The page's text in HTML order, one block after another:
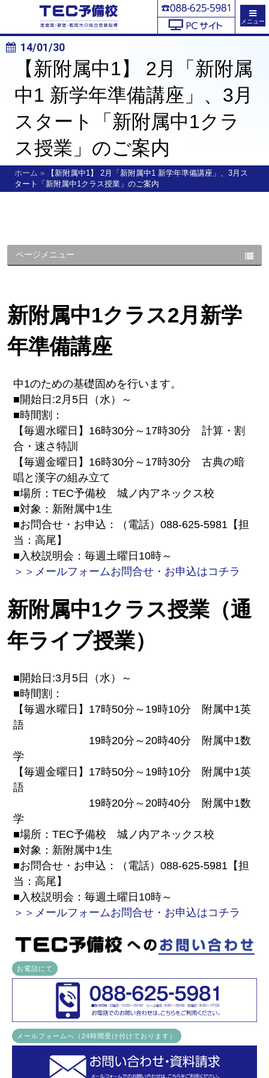
メニュー
14/01/30
【新附属中1】 2月「新附属
中1 新学年準備講座」、3月
スタート「新附属中1クラ
ス授業」のご案内
ホーム »
【新附属中1】 2月「新附属中1 新学年準備講座」、3月ス
タート「新附属中1クラス授業」のご案内
ページメニュー
新附属中1クラス2月新学
年準備講座
中1のための基礎固めを行います。
■開始日:2月5日（水）～
■時間割：
【毎週水曜日】16時30分～17時30分 計算・割
合・速さ特訓
【毎週金曜日】16時30分～17時30分 古典の暗
唱と漢字の組み立て
■場所：TEC予備校 城ノ内アネックス校
■対象：新附属中1生
■お問合せ・お申込：（電話）088-625-5981【担
当：高尾】
■入校説明会：毎週土曜日10時～
＞＞メールフォームお問合せ・お申込はコチラ
新附属中1クラス授業（通
年ライブ授業）
■開始日:3月5日（水）～
■時間割：
【毎週水曜日】17時50分～19時10分 附属中1英
語
19時20分～20時40分 附属中1数
学
【毎週金曜日】17時50分～19時10分 附属中1英
語
19時20分～20時40分 附属中1数
学
■場所：TEC予備校 城ノ内アネックス校
■対象：新附属中1生
■お問合せ・お申込：（電話）088-625-5981【担
当：高尾】
■入校説明会：毎週土曜日10時～
＞＞メールフォームお問合せ・お申込はコチラ
お電話にて
メールフォームへ（24時間受け付けております）